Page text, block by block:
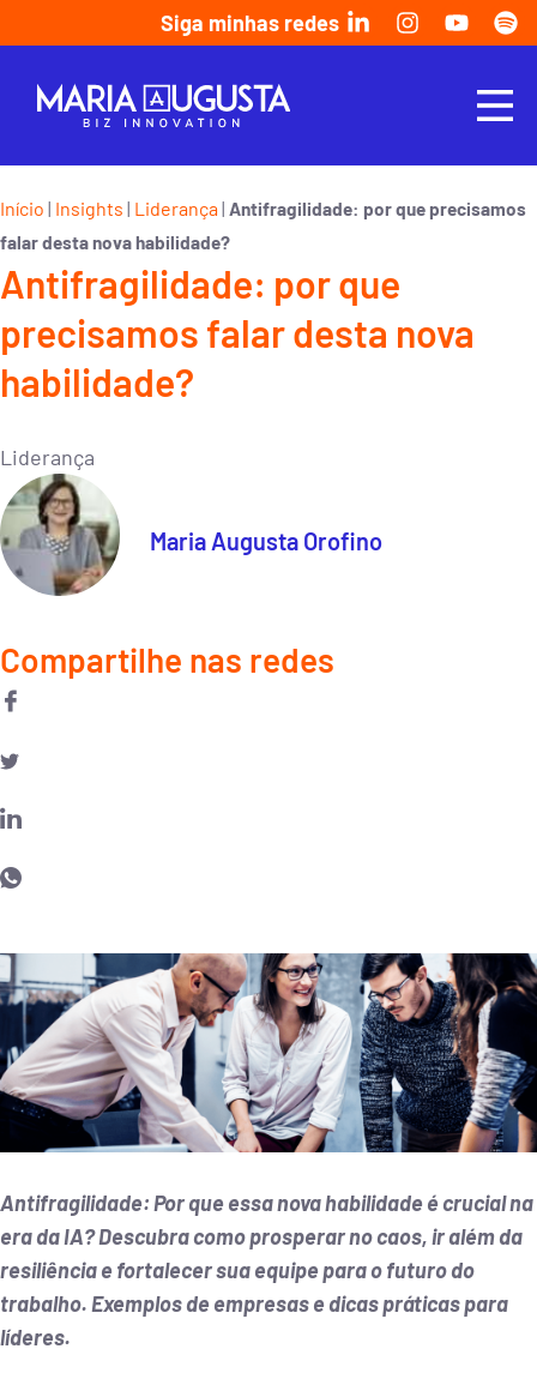
Siga minhas redes
Início | Insights | Liderança| Antifragilidade: por que precisamos
falar desta nova habilidade?
Antifragilidade: por que
precisamos falar desta nova
habilidade?
Liderança
Maria Augusta Orofino
Compartilhe nas redes
Antifragilidade: Por que essa nova habilidade é crucial na
era da IA? Descubra como prosperar no caos, ir além da
resiliência e fortalecer sua equipe para o futuro do
trabalho. Exemplos de empresas e dicas práticas para
líderes.